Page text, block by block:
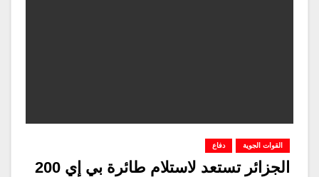
القوات الجوية دفاع
الجزائر تستعد لاستلام طائرة بي إي 200